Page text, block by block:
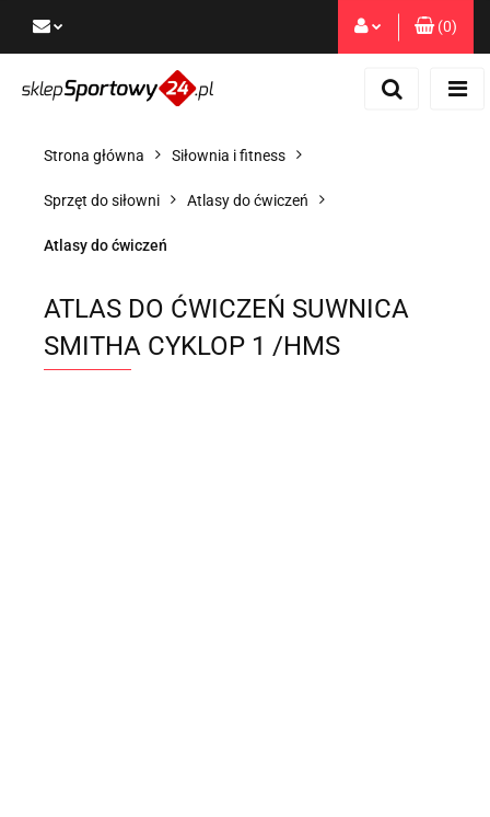
Dodaj zgłoszenie
(0)
Strona główna Siłownia i fitness
Sprzęt do siłowni Atlasy do ćwiczeń
Atlasy do ćwiczeń
ATLAS DO ĆWICZEŃ SUWNICA
SMITHA CYKLOP 1 /HMS